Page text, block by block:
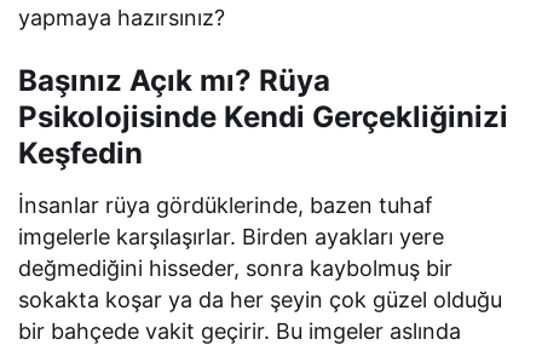
yapmaya hazırsınız?
Başınız Açık mı? Rüya
Psikolojisinde Kendi Gerçekliğinizi
Keşfedin
İnsanlar rüya gördüklerinde, bazen tuhaf
imgelerle karşılaşırlar. Birden ayakları yere
değmediğini hisseder, sonra kaybolmuş bir
sokakta koşar ya da her şeyin çok güzel olduğu
bir bahçede vakit geçirir. Bu imgeler aslında